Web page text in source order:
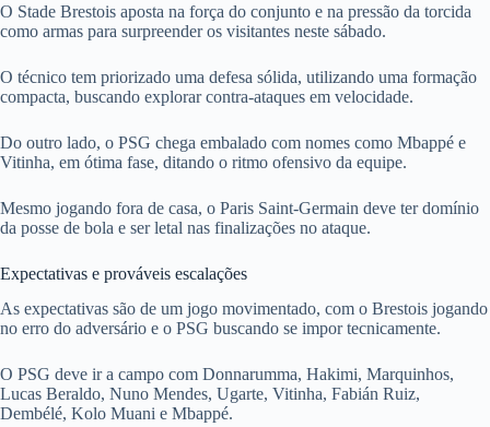
O Stade Brestois aposta na força do conjunto e na pressão da torcida
como armas para surpreender os visitantes neste sábado.
O técnico tem priorizado uma defesa sólida, utilizando uma formação
compacta, buscando explorar contra-ataques em velocidade.
Do outro lado, o PSG chega embalado com nomes como Mbappé e
Vitinha, em ótima fase, ditando o ritmo ofensivo da equipe.
Mesmo jogando fora de casa, o Paris Saint-Germain deve ter domínio
da posse de bola e ser letal nas finalizações no ataque.
Expectativas e prováveis escalações
As expectativas são de um jogo movimentado, com o Brestois jogando
no erro do adversário e o PSG buscando se impor tecnicamente.
O PSG deve ir a campo com Donnarumma, Hakimi, Marquinhos,
Lucas Beraldo, Nuno Mendes, Ugarte, Vitinha, Fabián Ruiz,
Dembélé, Kolo Muani e Mbappé.